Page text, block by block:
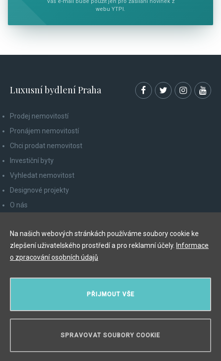
webu YTPI.
Luxusní bydlení Praha
Prodej nemovitostí
Pronájem nemovitostí
Chci prodat nemovitost
Investiční byty
Vyhledat nemovitost
Designové projekty
O nás
Poučení spotřebitele
Odhlášení z newsletteru
PŘIJMOUT VŠE
SPRAVOVAT SOUBORY COOKIE
Na našich webových stránkách používáme soubory cookie ke
zlepšení uživatelského prostředí a pro reklamní účely. Informace
o zpracování osobních údajů